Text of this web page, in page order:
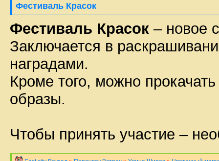
Фестиваль Красок
Фестиваль Красок – новое
Заключается в
наградами.
Кроме того, можно
образы.
Чтобы принять участие –